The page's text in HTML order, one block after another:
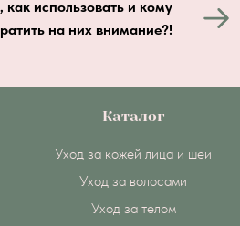
как использовать и кому
на них внимание?!
Каталог
Уход за кожей лица и шеи
Уход за волосами
Уход за телом